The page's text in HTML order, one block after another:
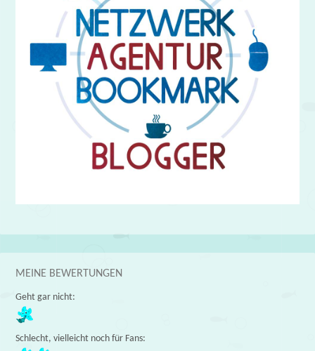
MEINE BEWERTUNGEN
Geht gar nicht:
Schlecht, vielleicht noch für Fans: